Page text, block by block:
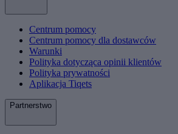
Centrum pomocy
Centrum pomocy dla dostawców
Warunki
Polityka dotycząca opinii klientów
Polityka prywatności
Aplikacja Tiqets
Partnerstwo